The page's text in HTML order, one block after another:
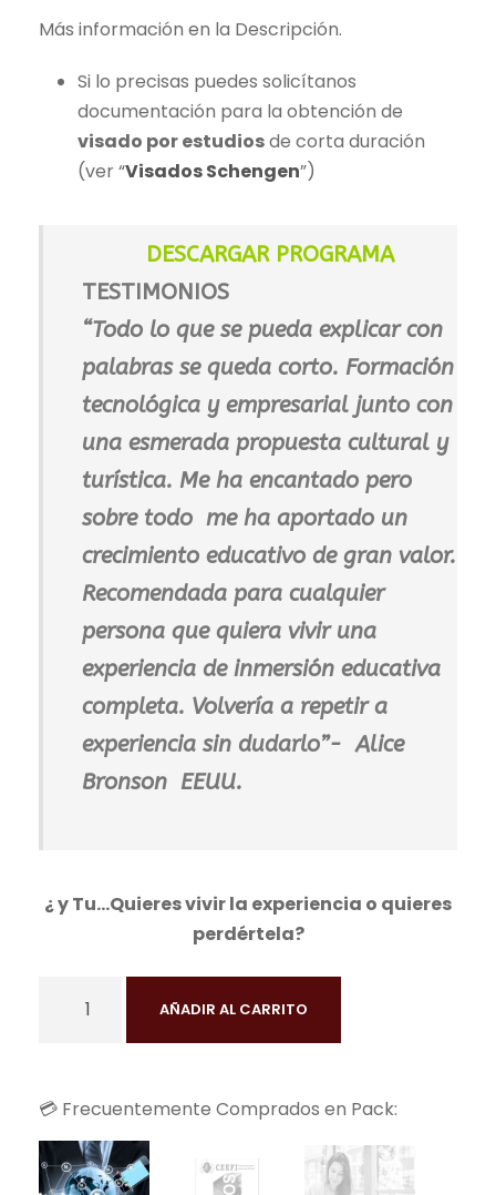
Más información en la Descripción.
Si lo precisas puedes solicítanos
documentación para la obtención de
visado por estudiosde corta duración
(ver “Visados Schengen”)
DESCARGAR PROGRAMA
TESTIMONIOS
“Todo lo que se pueda explicar con
palabras se queda corto. Formación
tecnológica y empresarial junto con
una esmerada propuesta cultural y
turística. Me ha encantado pero
sobre todo me ha aportado un
crecimiento educativo de gran valor.
Recomendada para cualquier
persona que quiera vivir una
experiencia de inmersión educativa
completa. Volvería a repetir a
experiencia sin dudarlo”- Alice
Bronson EEUU.
¿ y Tu…Quieres vivir la experiencia o quieres
perdértela?
r
a
m
AÑADIR AL CARRITO
💳 Frecuentemente Comprados en Pack: